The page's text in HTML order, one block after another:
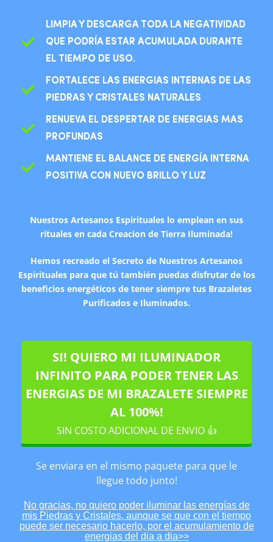
LIMPIA Y DESCARGA TODA LA NEGATIVIDAD
QUE PODRÍA ESTAR ACUMULADA DURANTE
EL TIEMPO DE USO.
FORTALECE LAS ENERGIAS INTERNAS DE LAS
PIEDRAS Y CRISTALES NATURALES
RENUEVA EL DESPERTAR DE ENERGIAS MAS
PROFUNDAS
MANTIENE EL BALANCE DE ENERGÍA INTERNA
POSITIVA CON NUEVO BRILLO Y LUZ
Nuestros Artesanos Espirituales lo emplean en sus
rituales en cada Creacion de Tierra Iluminada!
Hemos recreado el Secreto de Nuestros Artesanos
Espirituales para que tú también puedas disfrutar de los
beneficios energéticos de tener siempre tus Brazaletes
Purificados e Iluminados.
SI! QUIERO MI ILUMINADOR
INFINITO PARA PODER TENER LAS
ENERGIAS DE MI BRAZALETE SIEMPRE
AL 100%!
SIN COSTO ADICIONAL DE ENVIO 👍
Se enviara en el mismo paquete para que le
llegue todo junto!
No gracias, no quiero poder iluminar las energías de
mis Piedras y Cristales, aunque se que con el tiempo
puede ser necesario hacerlo, por el acumulamiento de
energias del dia a dia>>